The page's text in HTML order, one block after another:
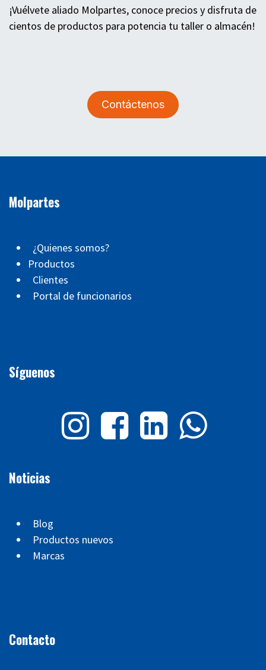
¡Vuélvete aliado Molpartes, conoce precios y disfruta de
cientos de productos para potencia tu taller o almacén!
Contáctenos
Molpartes
¿Quienes somos?
Productos
Clientes
Portal de funcionarios
Síguenos
Noticias
Blog
Productos nuevos
Marcas
Contacto